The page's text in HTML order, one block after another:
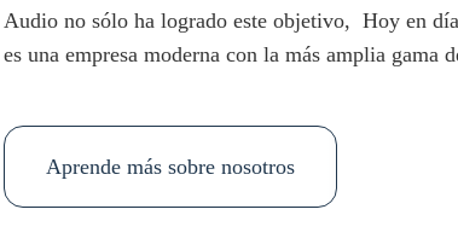
Audio no sólo ha logrado este objetivo, Hoy en
es una empresa moderna con la más amplia gama
array, unidades HF&LF, micrófonos de grabación,
monitor y accesorios de soporte. Contamos con un
equipo de ingenieros, llevaremos a cabo nuevos
Aprende más sobre nosotros